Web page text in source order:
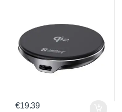
€19.39